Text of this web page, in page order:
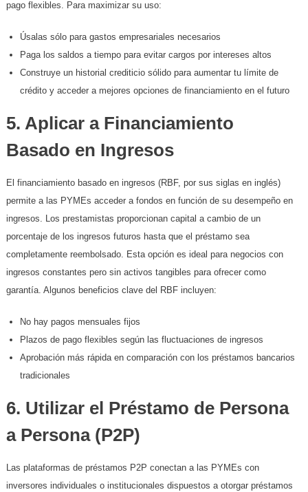
pago flexibles. Para maximizar su uso:
Úsalas sólo para gastos empresariales necesarios
Paga los saldos a tiempo para evitar cargos por intereses altos
Construye un historial crediticio sólido para aumentar tu límite de
crédito y acceder a mejores opciones de financiamiento en el futuro
5. Aplicar a Financiamiento
Basado en Ingresos
El financiamiento basado en ingresos (RBF, por sus siglas en inglés)
permite a las PYMEs acceder a fondos en función de su desempeño en
ingresos. Los prestamistas proporcionan capital a cambio de un
porcentaje de los ingresos futuros hasta que el préstamo sea
completamente reembolsado. Esta opción es ideal para negocios con
ingresos constantes pero sin activos tangibles para ofrecer como
garantía. Algunos beneficios clave del RBF incluyen:
No hay pagos mensuales fijos
Plazos de pago flexibles según las fluctuaciones de ingresos
Aprobación más rápida en comparación con los préstamos bancarios
tradicionales
6. Utilizar el Préstamo de Persona
a Persona (P2P)
Las plataformas de préstamos P2P conectan a las PYMEs con
inversores individuales o institucionales dispuestos a otorgar préstamos